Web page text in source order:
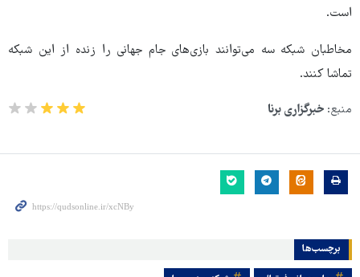
است.
مخاطبان شبکه سه می‌توانند بازی‌های جام جهانی را زنده از این شبکه
تماشا کنند.
منبع: خبرگزاری برنا
برچسب‌ها